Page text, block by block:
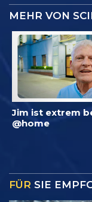
MEHR VON
Jim ist extrem
@home
FÜR SIE